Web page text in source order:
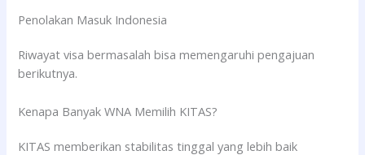
Penolakan Masuk Indonesia
Riwayat visa bermasalah bisa memengaruhi pengajuan
berikutnya.
Kenapa Banyak WNA Memilih KITAS?
KITAS memberikan stabilitas tinggal yang lebih baik